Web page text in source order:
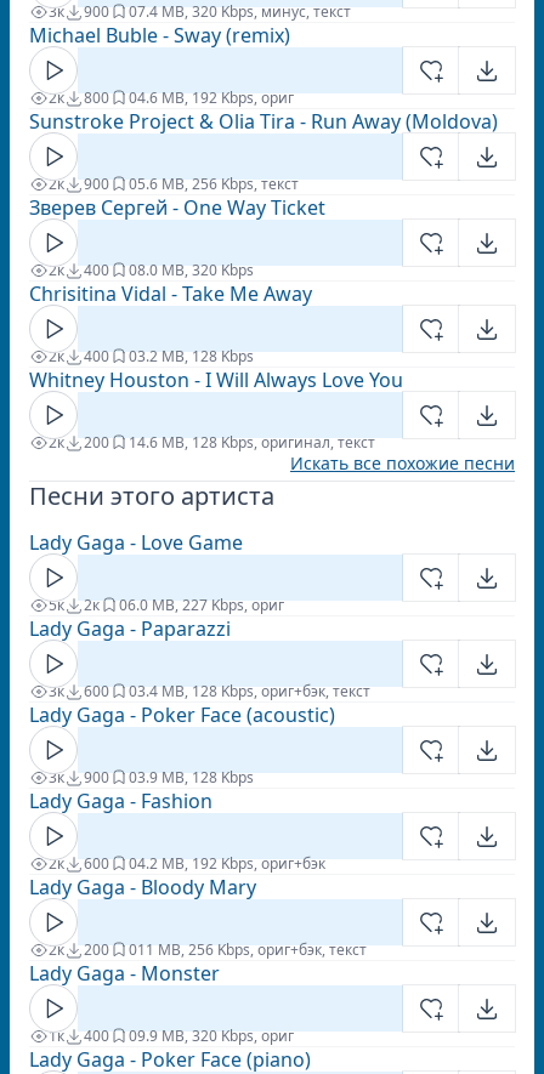
3к 900 07.4 MB, 320 Kbps, минус, текст
Michael Buble - Sway (remix)
2к 800 04.6 MB, 192 Kbps, ориг
Sunstroke Project & Olia Tira - Run Away (Moldova)
2к 900 05.6 MB, 256 Kbps, текст
Зверев Сергей - One Way Ticket
2к 400 08.0 MB, 320 Kbps
Chrisitina Vidal - Take Me Away
2к 400 03.2 MB, 128 Kbps
Whitney Houston - I Will Always Love You
2к 200 14.6 MB, 128 Kbps, оригинал, текст
Искать все похожие песни
Песни этого артиста
Lady Gaga - Love Game
5к 2к 06.0 MB, 227 Kbps, ориг
Lady Gaga - Paparazzi
3к 600 03.4 MB, 128 Kbps, ориг+бэк, текст
Lady Gaga - Poker Face (acoustic)
3к 900 03.9 MB, 128 Kbps
Lady Gaga - Fashion
2к 600 04.2 MB, 192 Kbps, ориг+бэк
Lady Gaga - Bloody Mary
2к 200 011 MB, 256 Kbps, ориг+бэк, текст
Lady Gaga - Monster
1к 400 09.9 MB, 320 Kbps, ориг
Lady Gaga - Poker Face (piano)